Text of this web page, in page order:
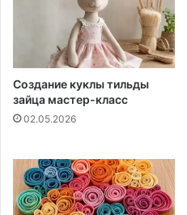
Создание куклы тильды
зайца мастер-класс
02.05.2026